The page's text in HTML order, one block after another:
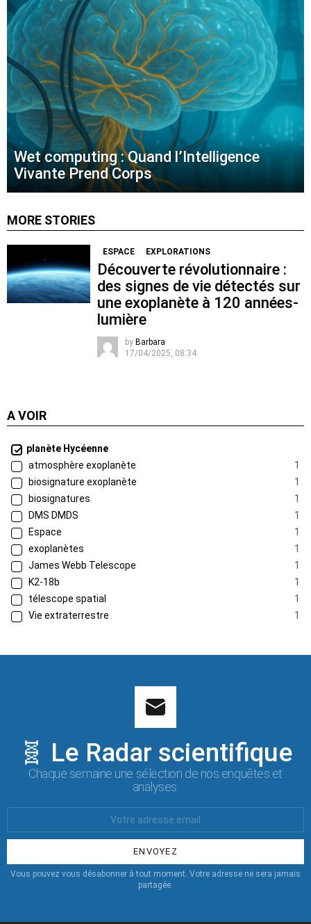
Wet computing : Quand l’Intelligence
Vivante Prend Corps
MORE STORIES
ESPACE EXPLORATIONS
Découverte révolutionnaire :
des signes de vie détectés sur
une exoplanète à 120 années-
lumière
by Barbara
17/04/2025, 08:34
A VOIR
planète Hycéenne
atmosphère exoplanète
1
biosignature exoplanète
1
biosignatures
1
DMS DMDS
1
Espace
1
exoplanètes
1
James Webb Telescope
1
K2-18b
1
télescope spatial
1
Vie extraterrestre
1
🧬 Le Radar scientifique
Chaque semaine une sélection de nos enquêtes et
analyses.
:
Vous pouvez vous désabonner à tout moment. Votre adresse ne sera jamais
partagée.